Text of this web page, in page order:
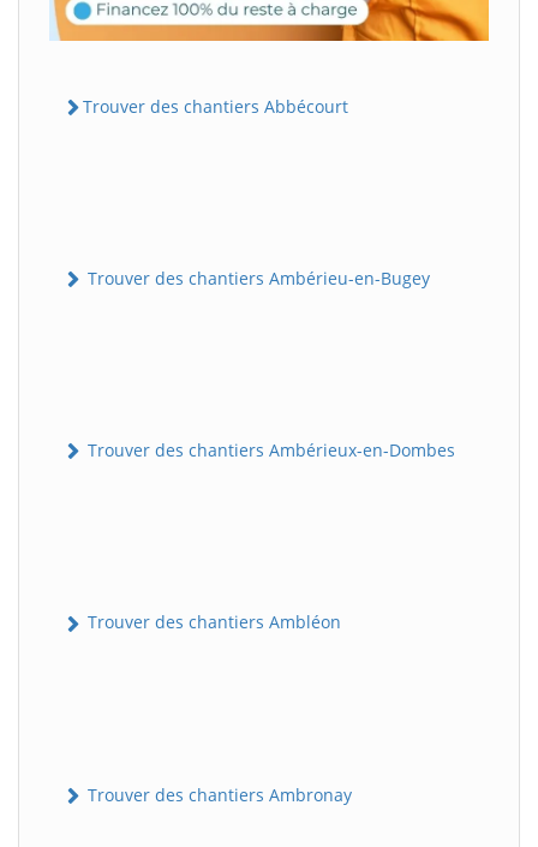
Trouver des chantiers Abbécourt
Trouver des chantiers Ambérieu-en-Bugey
Trouver des chantiers Ambérieux-en-Dombes
Trouver des chantiers Ambléon
Trouver des chantiers Ambronay